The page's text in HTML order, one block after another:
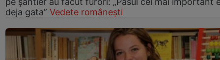
deja gata” Vedete românești